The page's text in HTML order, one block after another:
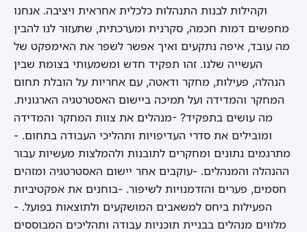
וקהילות לבנות התנהלות כלכלית אחראית ויציבה. אנחנו
מחפשים דמות חכמה, סקרנית ומערכתית, שתעזור לנו להבין
מה עובד, איפה נתקעים ואיך אפשר לשפר את האימפקט של
העשייה שלנו. זהו תפקיד חדש ומשמעותי בצומת שבין
הנהלה, פעילות, מחקר ודאטה, עם אחריות על הובלת תחום
המחקר והמדידה ועל תמיכה ביישום האסטרטגיה הארגונית.
מה עושים בתפקיד? -מנהלים את צוות המחקר והמדידה
ומובילים את סדרי העדיפויות ותהליכי העבודה בתחום. -
מתרגמים נתונים ומחקרים לתובנות ולהמלצות מעשיות עבור
ההנהלה והמנהלים. -עוקבים אחר יישום האסטרטגיה ומזהים
חסמים, פערים והזדמנויות לשיפור. -בוחנים את אפקטיביות
הפעילות ביחס למשאבים המושקעים ולתוצאות בפועל. -
מלווים מנהלים בבניית תוכניות עבודה ותהליכים המבוססים